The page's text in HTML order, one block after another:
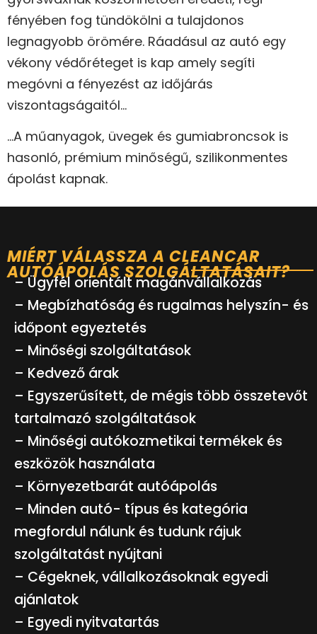
fényében fog tündökölni a tulajdonos
legnagyobb örömére. Ráadásul az autó egy
vékony védőréteget is kap amely segíti
megóvni a fényezést az időjárás
viszontagságaitól…
…A műanyagok, üvegek és gumiabroncsok is
hasonló, prémium minőségű, szilikonmentes
ápolást kapnak.
MIÉRT VÁLASSZA A CLEANCAR
AUTÓÁPOLÁS SZOLGÁLTATÁSAIT?
– Ügyfél orientált magánvállalkozás
– Megbízhatóság és rugalmas helyszín- és
időpont egyeztetés
– Minőségi szolgáltatások
– Kedvező árak
– Egyszerűsített, de mégis több összetevőt
tartalmazó szolgáltatások
– Minőségi autókozmetikai termékek és
eszközök használata
– Környezetbarát autóápolás
– Minden autó- típus és kategória
megfordul nálunk és tudunk rájuk
szolgáltatást nyújtani
– Cégeknek, vállalkozásoknak egyedi
ajánlatok
– Egyedi nyitvatartás